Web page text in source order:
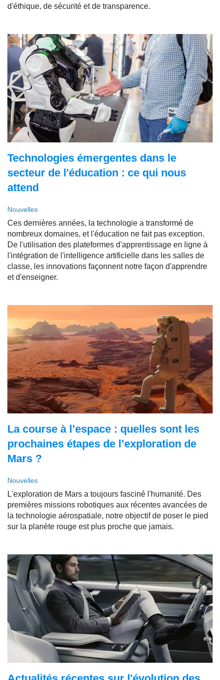
d'éthique, de sécurité et de transparence.
Technologies émergentes dans le
secteur de l'éducation : ce qui nous
attend
Nouvelles
Ces dernières années, la technologie a transformé de
nombreux domaines, et l'éducation ne fait pas exception.
De l'utilisation des plateformes d'apprentissage en ligne à
l'intégration de l'intelligence artificielle dans les salles de
classe, les innovations façonnent notre façon d'apprendre
et d'enseigner.
La course à l’espace : quelles sont les
prochaines étapes de l’exploration de
Mars ?
Nouvelles
L'exploration de Mars a toujours fasciné l'humanité. Des
premières missions robotiques aux récentes avancées de
la technologie aérospatiale, notre objectif de poser le pied
sur la planète rouge est plus proche que jamais.